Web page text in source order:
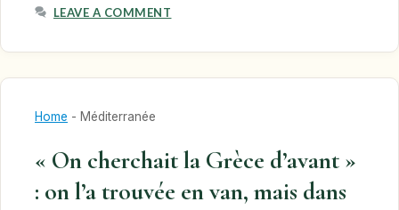
LEAVE A COMMENT
Home - Méditerranée
« On cherchait la Grèce d’avant »
: on l’a trouvée en van, mais dans